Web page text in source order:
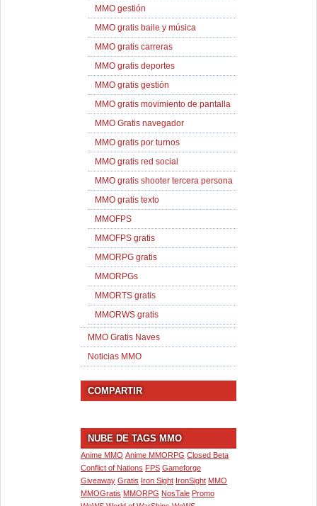
MMO gestión
MMO gratis baile y música
MMO gratis carreras
MMO gratis deportes
MMO gratis gestión
MMO gratis movimiento de pantalla
MMO Gratis navegador
MMO gratis por turnos
MMO gratis red social
MMO gratis shooter tercera persona
MMO gratis texto
MMOFPS
MMOFPS gratis
MMORPG gratis
MMORPGs
MMORTS gratis
MMORWS gratis
MMO Gratis Naves
Noticias MMO
COMPARTIR
NUBE DE TAGS MMO
Anime MMO Anime MMORPG Closed Beta
Conflict of Nations FPS Gameforge
Giveaway Gratis Iron Sight IronSight MMO
MMOGratis MMORPG NosTale Promo